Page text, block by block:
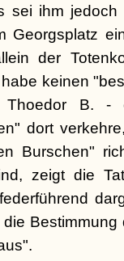
sei ihm
Georgsplatz
der
keinen
B. -
dort
Burschen"
zeigt die